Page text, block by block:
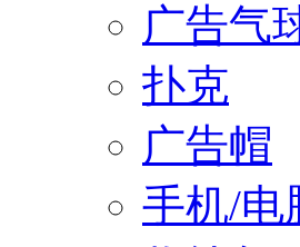
广告气
扑克
广告帽
手机/电